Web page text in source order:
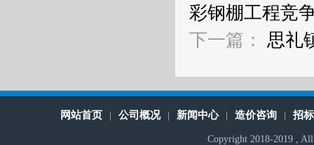
彩钢棚工程竞
下一篇： 思礼
网站首页 公司概况 新闻中心 造价咨询 招
Copyright 2018-2019 ,